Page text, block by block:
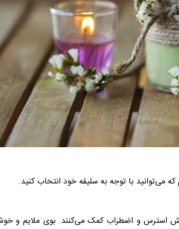
می‌توانید با توجه به سلیقه خود انتخاب کنید.
استرس و اضطراب کمک می‌کنند. بوی ملایم و